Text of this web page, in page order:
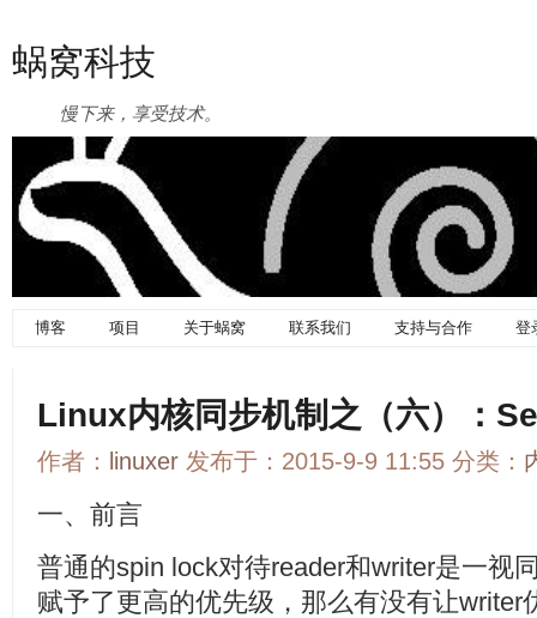
蜗窝科技
慢下来，享受技术。
博客 项目 关于蜗窝 联系我们 支持与合作 登
Linux内核同步机制之（六）：
作者： linuxer 发布于：2015-9-9 11:55 分类：
一、前言
普通的spin lock对待reader和writer是一视
赋予了更高的优先级，那么有没有让writer